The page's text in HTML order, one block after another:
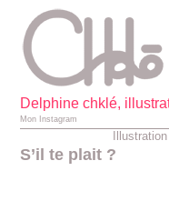
Panneau de gestion des
Illustration
Delphine chklé,
Mon Instagram
S’il te plait ?